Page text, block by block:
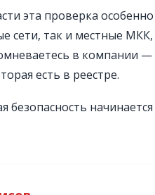
эта проверка
сети, так и местные МКК,
в компании —
есть в реестре.